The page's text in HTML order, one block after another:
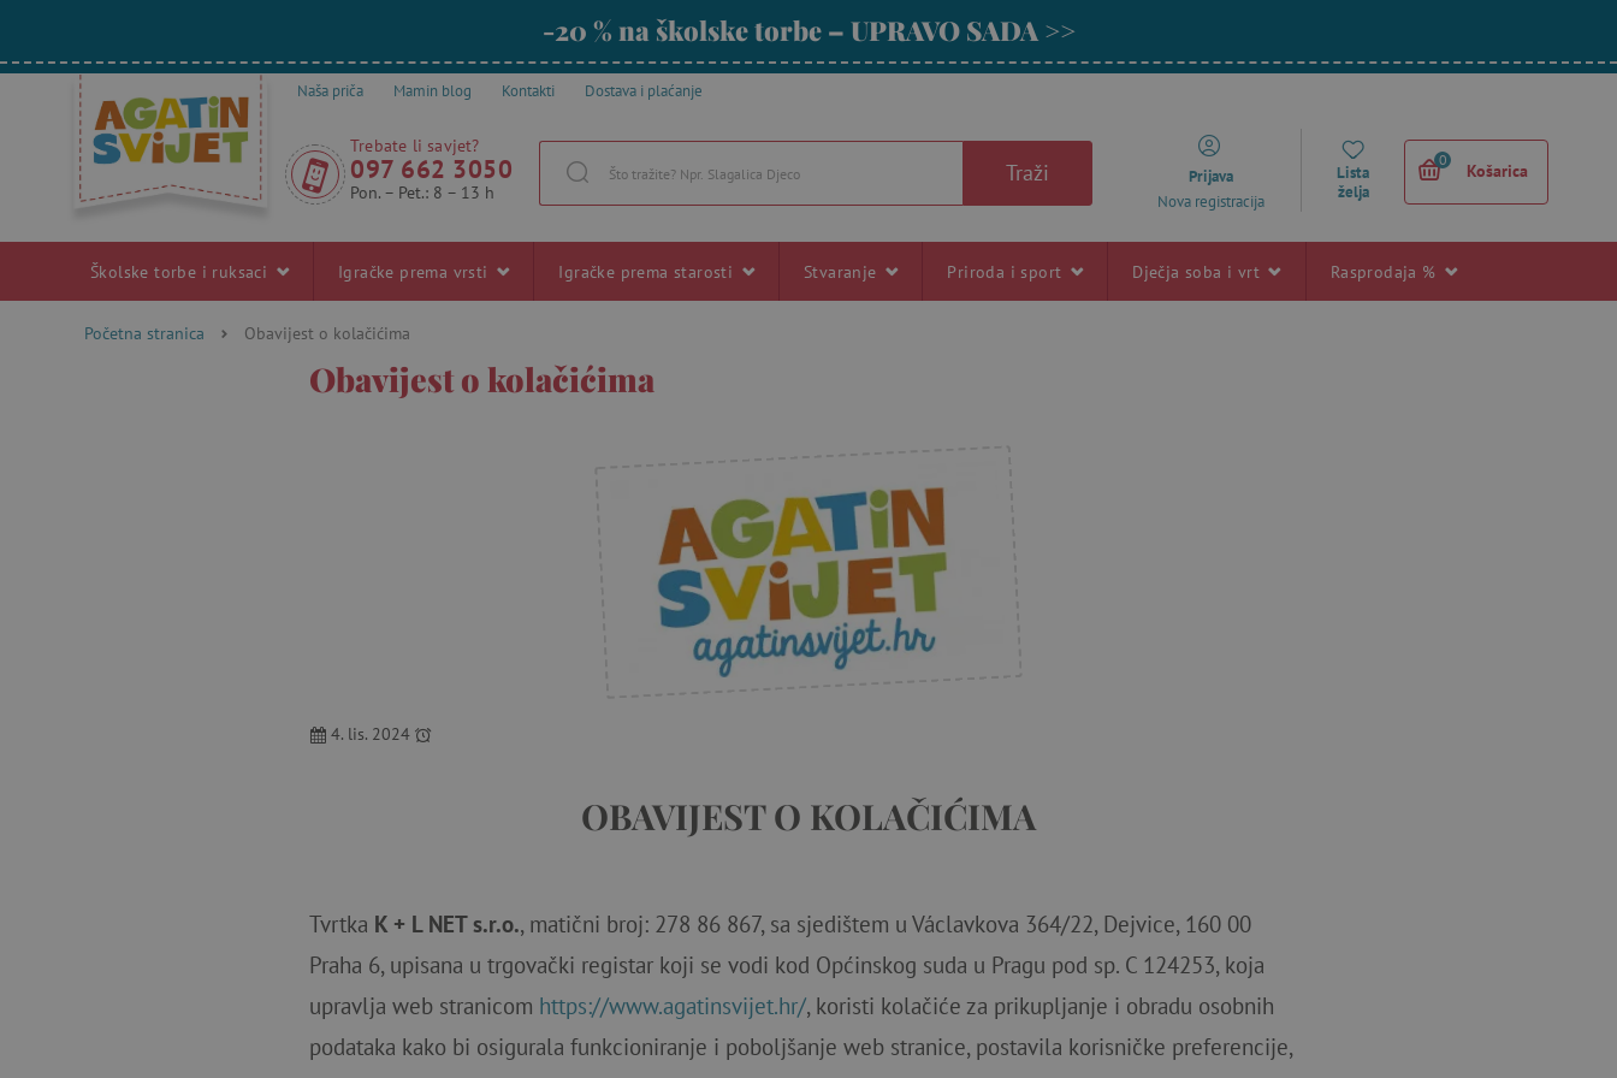
-20 % na školske torbe – UPRAVO SADA >>
Naša priča Mamin blog Kontakti Dostava i plaćanje
Trebate li savjet?
097 662 3050
Pon. – Pet.: 8 – 13 h
Traži
Prijava
Nova registracija
Lista
želja
0
Košarica
Školske torbe i ruksaci Igračke prema vrsti Igračke prema starosti Stvaranje Priroda i sport Dječja soba i vrt Rasprodaja %
Početna stranica Obavijest o kolačićima
Obavijest o kolačićima
4. lis. 2024
OBAVIJEST O KOLAČIĆIMA
Tvrtka K + L NET s.r.o., matični broj: 278 86 867, sa sjedištem u Václavkova 364/22, Dejvice, 160 00
Praha 6, upisana u trgovački registar koji se vodi kod Općinskog suda u Pragu pod sp. C 124253, koja
upravlja web stranicom https://www.agatinsvijet.hr/, koristi kolačiće za prikupljanje i obradu osobnih
podataka kako bi osigurala funkcioniranje i poboljšanje web stranice, postavila korisničke preferencije,